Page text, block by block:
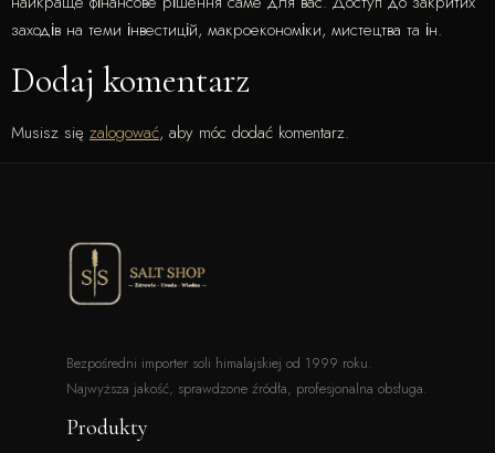
заходів на теми інвестицій, макроекономіки, мистецтва та ін.
Dodaj komentarz
Musisz się zalogować, aby móc dodać komentarz.
Bezpośredni importer soli himalajskiej od 1999 roku.
Najwyższa jakość, sprawdzone źródła, profesjonalna obsługa.
Produkty